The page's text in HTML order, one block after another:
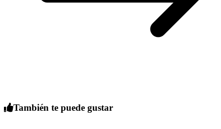
También te puede gustar